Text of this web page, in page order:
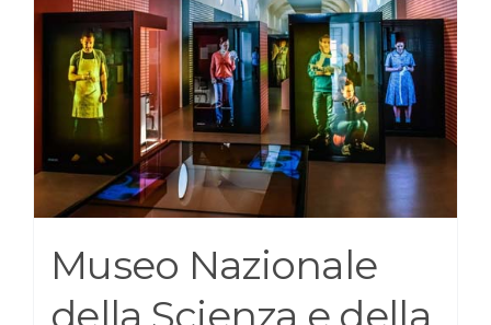
Museo Nazionale
della Scienza e della